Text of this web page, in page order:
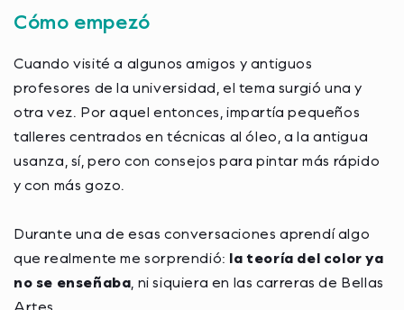
Cómo empezó
Cuando visité a algunos amigos y antiguos
profesores de la universidad, el tema surgió una y
otra vez. Por aquel entonces, impartía pequeños
talleres centrados en técnicas al óleo, a la antigua
usanza, sí, pero con consejos para pintar más rápido
y con más gozo.
Durante una de esas conversaciones aprendí algo
que realmente me sorprendió: la teoría del color ya
no se enseñaba, ni siquiera en las carreras de Bellas
Artes.